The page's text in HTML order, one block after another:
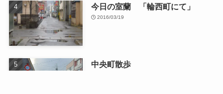
今日の室蘭 「輪西町にて」
2016/03/19
中央町散歩